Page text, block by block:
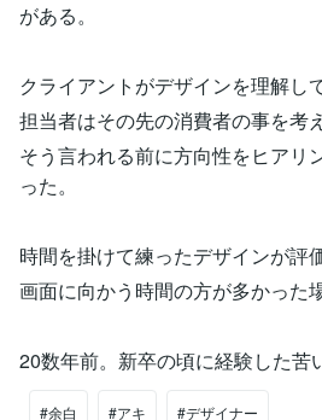
がある。
クライアントがデザインを理解し
担当者はその先の消費者の事を考
そう言われる前に方向性をヒアリ
った。
時間を掛けて練ったデザインが評
画面に向かう時間の方が多かった
20数年前。新卒の頃に経験した苦
#余白 #アキ #デザイナー